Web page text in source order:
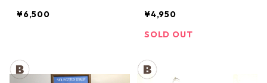
ィースL
¥6,500
Men's BGOL
¥4,950
SOLD OUT